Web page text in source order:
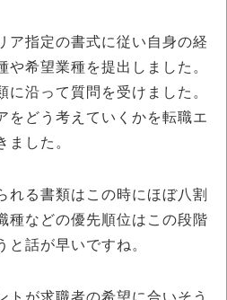
ア指定の書式に従い自身の経
や希望業種を提出しました。
に沿って質問を受けました。
をどう考えていくかを転職エ
ました。
れる書類はこの時にほぼ八割
種などの優先順位はこの段階
と話が早いですね。
トが求職者の希望に合いそう